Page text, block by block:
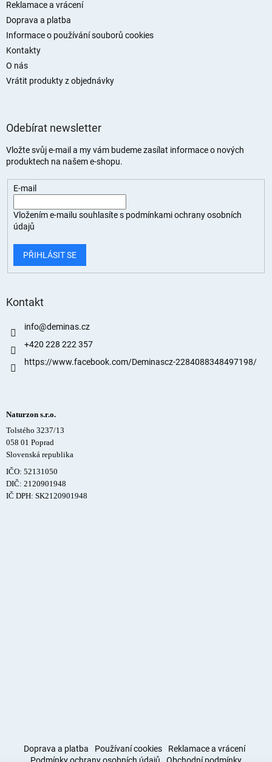
Reklamace a vrácení
Doprava a platba
Informace o používání souborů cookies
Kontakty
O nás
Vrátit produkty z objednávky
Odebírat newsletter
Vložte svůj e-mail a my vám budeme zasílat informace o nových
produktech na našem e-shopu.
E-mail
Vložením e-mailu souhlasíte s podmínkami ochrany osobních
údajů
PŘIHLÁSIT SE
Kontakt
info@deminas.cz
+420 228 222 357
https://www.facebook.com/Deminascz-2284088348497198/
Naturzon s.r.o.
Tolstého 3237/13
058 01 Poprad
Slovenská republika
IČO: 52131050
DIČ: 2120901948
IČ DPH: SK2120901948
Doprava a platba Používaní cookies
Reklamace a vrácení
Podmínky ochrany osobních údajů
Obchodní podmínky